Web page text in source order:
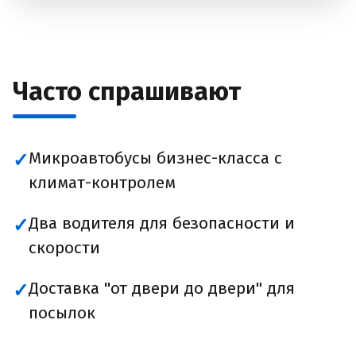
Часто спрашивают
✓Микроавтобусы бизнес-класса с
климат-контролем
✓Два водителя для безопасности и
скорости
✓Доставка "от двери до двери" для
посылок